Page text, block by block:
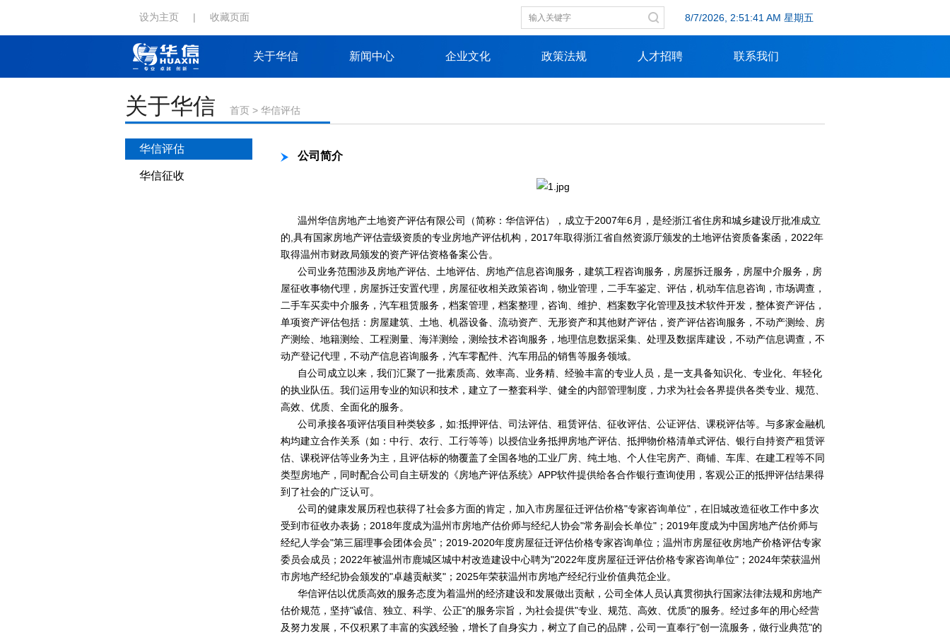
设为主页 | 收藏页面 8/7/2026, 2:51:41 AM 星期五
关于华信 新闻中心 企业文化 政策法规 人才招聘 联系我们
关于华信 首页 > 华信评估
华信评估
华信征收
公司简介
温州华信房地产土地资产评估有限公司（简称：华信评估），成立于2007年6月，是经浙江省住房和城乡建设厅批准成立
的,具有国家房地产评估壹级资质的专业房地产评估机构，2017年取得浙江省自然资源厅颁发的土地评估资质备案函，2022年
取得温州市财政局颁发的资产评估资格备案公告。
公司业务范围涉及房地产评估、土地评估、房地产信息咨询服务，建筑工程咨询服务，房屋拆迁服务，房屋中介服务，房
屋征收事物代理，房屋拆迁安置代理，房屋征收相关政策咨询，物业管理，二手车鉴定、评估，机动车信息咨询，市场调查，
二手车买卖中介服务，汽车租赁服务，档案管理，档案整理，咨询、维护、档案数字化管理及技术软件开发，整体资产评估，
单项资产评估包括：房屋建筑、土地、机器设备、流动资产、无形资产和其他财产评估，资产评估咨询服务，不动产测绘、房
产测绘、地籍测绘、工程测量、海洋测绘，测绘技术咨询服务，地理信息数据采集、处理及数据库建设，不动产信息调查，不
动产登记代理，不动产信息咨询服务，汽车零配件、汽车用品的销售等服务领域。
自公司成立以来，我们汇聚了一批素质高、效率高、业务精、经验丰富的专业人员，是一支具备知识化、专业化、年轻化
的执业队伍。我们运用专业的知识和技术，建立了一整套科学、健全的内部管理制度，力求为社会各界提供各类专业、规范、
高效、优质、全面化的服务。
公司承接各项评估项目种类较多，如:抵押评估、司法评估、租赁评估、征收评估、公证评估、课税评估等。与多家金融机
构均建立合作关系（如：中行、农行、工行等等）以授信业务抵押房地产评估、抵押物价格清单式评估、银行自持资产租赁评
估、课税评估等业务为主，且评估标的物覆盖了全国各地的工业厂房、纯土地、个人住宅房产、商铺、车库、在建工程等不同
类型房地产，同时配合公司自主研发的《房地产评估系统》APP软件提供给各合作银行查询使用，客观公正的抵押评估结果得
到了社会的广泛认可。
公司的健康发展历程也获得了社会多方面的肯定，加入市房屋征迁评估价格"专家咨询单位"，在旧城改造征收工作中多次
受到市征收办表扬；2018年度成为温州市房地产估价师与经纪人协会"常务副会长单位"；2019年度成为中国房地产估价师与
经纪人学会"第三届理事会团体会员"；2019-2020年度房屋征迁评估价格专家咨询单位；温州市房屋征收房地产价格评估专家
委员会成员；2022年被温州市鹿城区城中村改造建设中心聘为"2022年度房屋征迁评估价格专家咨询单位"；2024年荣获温州
市房地产经纪协会颁发的"卓越贡献奖"；2025年荣获温州市房地产经纪行业价值典范企业。
华信评估以优质高效的服务态度为着温州的经济建设和发展做出贡献，公司全体人员认真贯彻执行国家法律法规和房地产
估价规范，坚持"诚信、独立、科学、公正"的服务宗旨，为社会提供"专业、规范、高效、优质"的服务。经过多年的用心经营
及努力发展，不仅积累了丰富的实践经验，增长了自身实力，树立了自己的品牌，公司一直奉行"创一流服务，做行业典范"的